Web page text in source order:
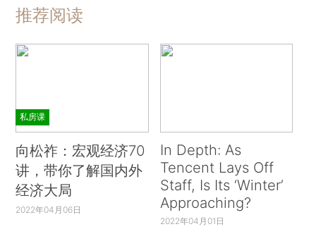
推荐阅读
私房课
向松祚：宏观经济70
讲，带你了解国内外
经济大局
2022年04月06日
In Depth: As
Tencent Lays Off
Staff, Is Its ‘Winter’
Approaching?
2022年04月01日